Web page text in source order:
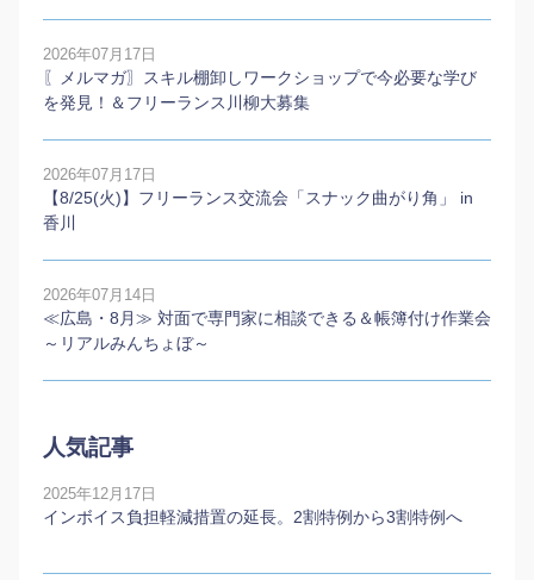
2026年07月17日
〖メルマガ〗スキル棚卸しワークショップで今必要な学び
を発見！＆フリーランス川柳大募集
2026年07月17日
【8/25(火)】フリーランス交流会「スナック曲がり角」 in
香川
2026年07月14日
≪広島・8月≫ 対面で専門家に相談できる＆帳簿付け作業会
～リアルみんちょぼ～
人気記事
2025年12月17日
インボイス負担軽減措置の延長。2割特例から3割特例へ